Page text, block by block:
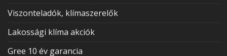
Viszonteladók, klímaszerelők
Lakossági klíma akciók
Gree 10 év garancia